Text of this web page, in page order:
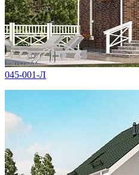
045-001-Л